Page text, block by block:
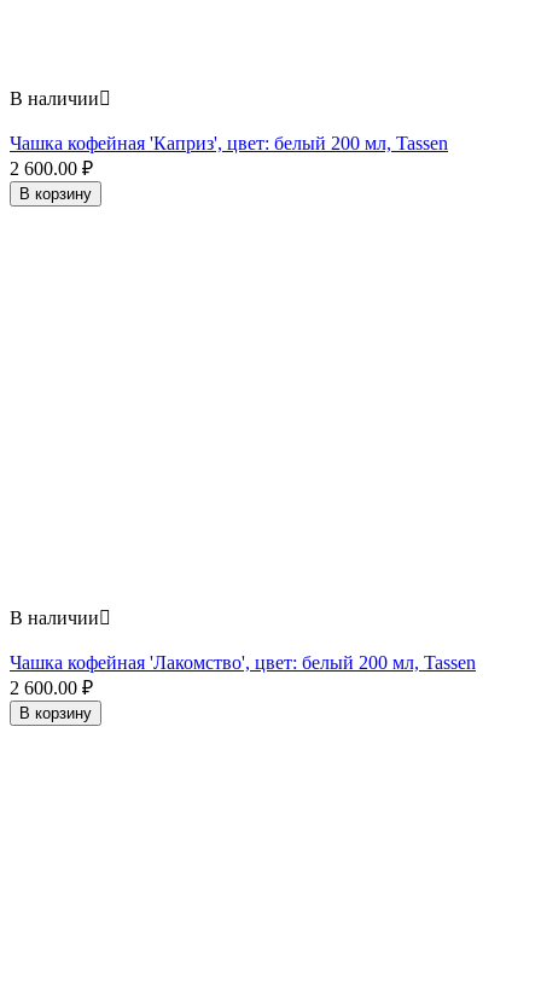
В наличии
Чашка кофейная 'Каприз', цвет: белый 200 мл, Tassen
2 600.00 ₽
В корзину
В наличии
Чашка кофейная 'Лакомство', цвет: белый 200 мл, Tassen
2 600.00 ₽
В корзину